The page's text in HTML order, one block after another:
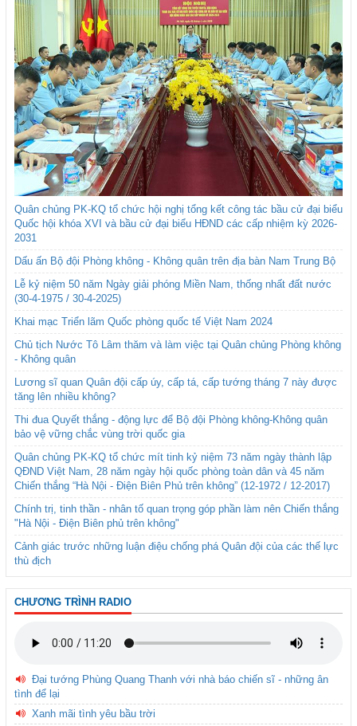
Quân chủng PK-KQ tổ chức hội nghị tổng kết công tác bầu cử đại biểu
Quốc hội khóa XVI và bầu cử đại biểu HĐND các cấp nhiệm kỳ 2026-
2031
Dấu ấn Bộ đội Phòng không - Không quân trên địa bàn Nam Trung Bộ
Lễ kỷ niệm 50 năm Ngày giải phóng Miền Nam, thống nhất đất nước
(30-4-1975 / 30-4-2025)
Khai mạc Triển lãm Quốc phòng quốc tế Việt Nam 2024
Chủ tịch Nước Tô Lâm thăm và làm việc tại Quân chủng Phòng không
- Không quân
Lương sĩ quan Quân đội cấp úy, cấp tá, cấp tướng tháng 7 này được
tăng lên nhiều không?
Thi đua Quyết thắng - động lực để Bộ đội Phòng không-Không quân
bảo vệ vững chắc vùng trời quốc gia
Quân chủng PK-KQ tổ chức mít tinh kỷ niệm 73 năm ngày thành lập
QĐND Việt Nam, 28 năm ngày hội quốc phòng toàn dân và 45 năm
Chiến thắng “Hà Nội - Điện Biên Phủ trên không” (12-1972 / 12-2017)
Chính trị, tinh thần - nhân tố quan trọng góp phần làm nên Chiến thắng
"Hà Nội - Điện Biên phủ trên không"
Cảnh giác trước những luận điệu chống phá Quân đội của các thế lực
thù địch
CHƯƠNG TRÌNH RADIO
Đại tướng Phùng Quang Thanh với nhà báo chiến sĩ - những ân
tình để lại
Xanh mãi tình yêu bầu trời